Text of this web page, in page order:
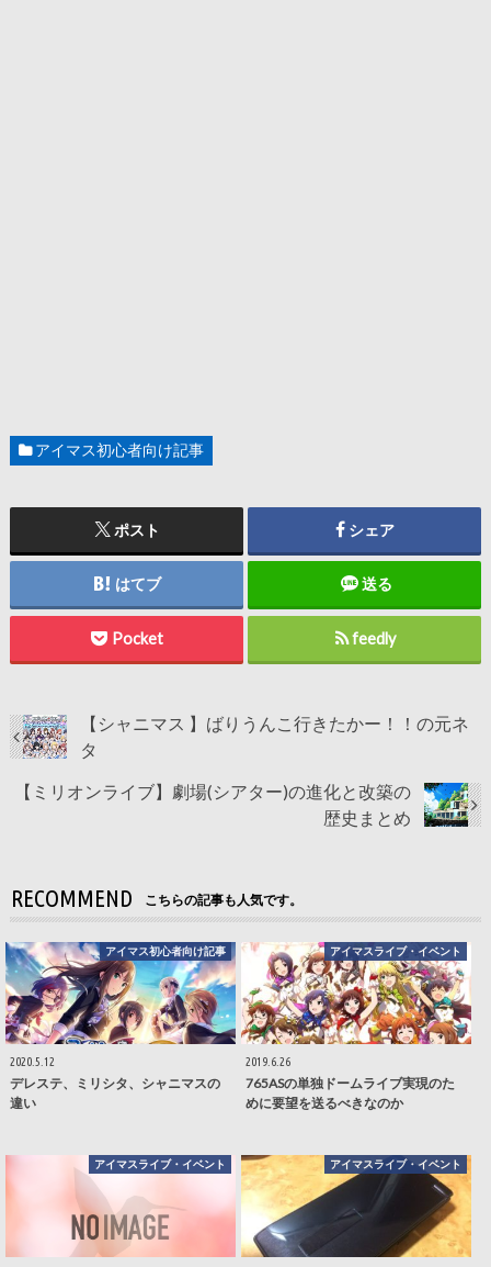
アイマス初心者向け記事
ポスト シェア
はてブ 送る
Pocket feedly
【シャニマス 】ばりうんこ行きたかー！！の元ネ
タ
【ミリオンライブ】劇場(シアター)の進化と改築の
歴史まとめ
RECOMMEND こちらの記事も人気です。
アイマス初心者向け記事
2020.5.12
デレステ、ミリシタ、シャニマスの
違い
アイマスライブ・イベント
2019.6.26
765ASの単独ドームライブ実現のた
めに要望を送るべきなのか
アイマスライブ・イベント アイマスライブ・イベント